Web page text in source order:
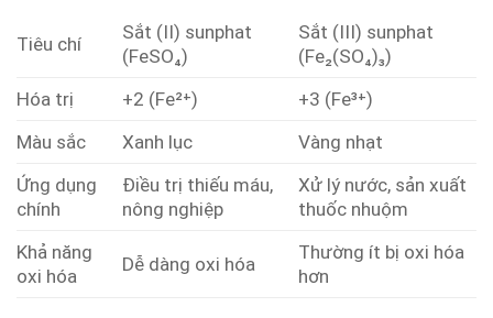
Tiêu chí
Sắt (II) sunphat
(FeSO₄)
Sắt (III) sunphat
(Fe₂(SO₄)₃)
Hóa trị
+2 (Fe²⁺)
+3 (Fe³⁺)
Màu sắc
Xanh lục
Vàng nhạt
Ứng dụng
chính
Điều trị thiếu máu,
nông nghiệp
Xử lý nước, sản xuất
thuốc nhuộm
Khả năng
oxi hóa
Dễ dàng oxi hóa
Thường ít bị oxi hóa
hơn